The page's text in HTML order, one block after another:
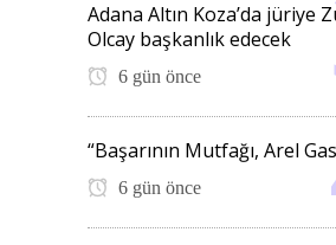
Adana Altın Koza’da jüriye
Olcay başkanlık edecek
6 gün önce
“Başarının Mutfağı, Arel
6 gün önce